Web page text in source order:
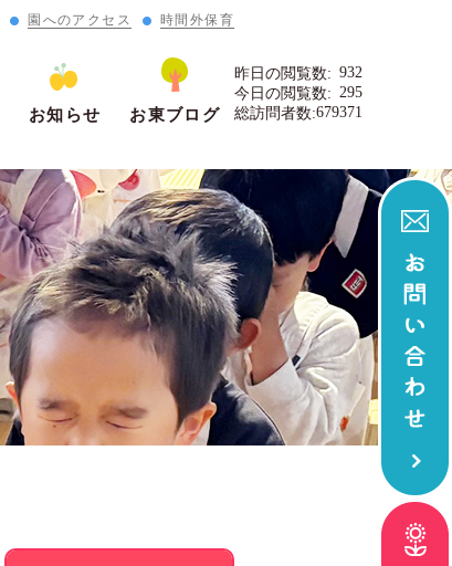
園へのアクセス 時間外保育
お知らせ お東ブログ
932
昨日の閲覧数:
295
今日の閲覧数:
679371
総訪問者数: